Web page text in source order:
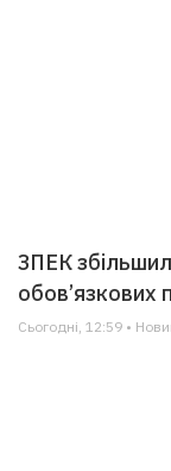
ЗПЕК
обов’язкових
Сьогодні, 12:59 •